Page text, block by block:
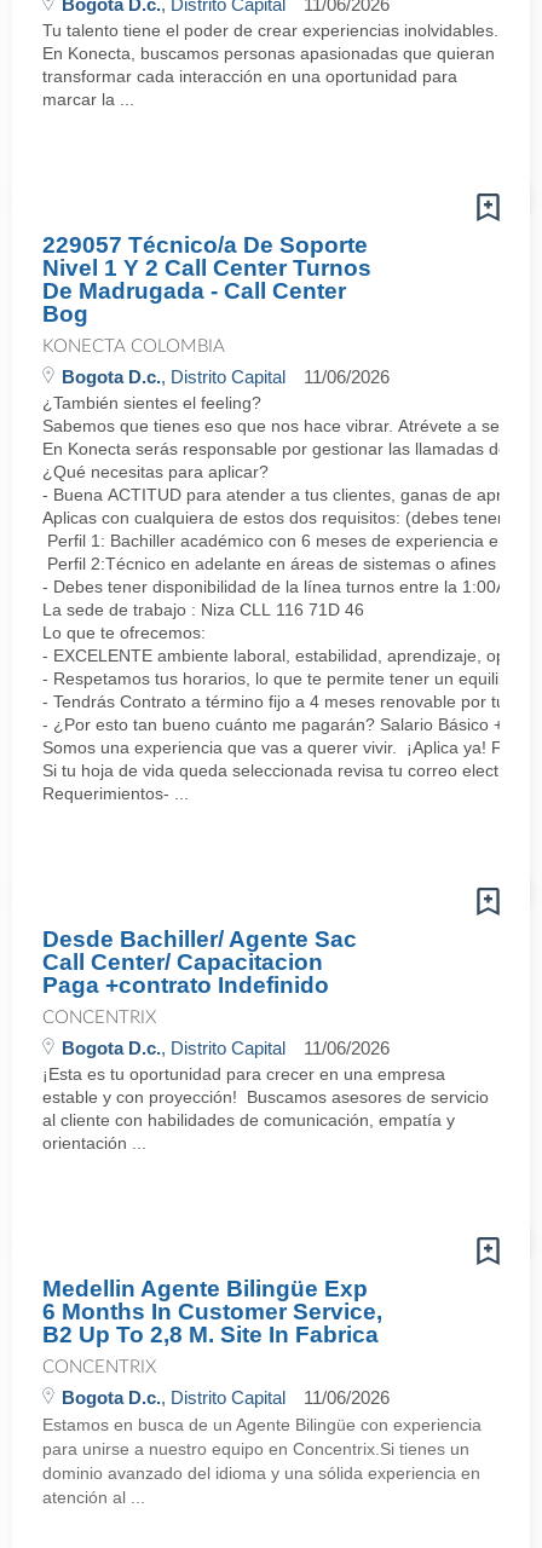
Bogota D.c., Distrito Capital 11/06/2026
Tu talento tiene el poder de crear experiencias inolvidables.
En Konecta, buscamos personas apasionadas que quieran
transformar cada interacción en una oportunidad para
marcar la ...
229057 Técnico/a De Soporte
Nivel 1 Y 2 Call Center Turnos
De Madrugada - Call Center
Bog
KONECTA COLOMBIA
Bogota D.c., Distrito Capital 11/06/2026
¿También sientes el feeling?
Sabemos que tienes eso que nos hace vibrar. Atrévete a ser
En Konecta serás responsable por gestionar las llamadas de
¿Qué necesitas para aplicar?
- Buena ACTITUD para atender a tus clientes, ganas de
Aplicas con cualquiera de estos dos requisitos: (debes tener
Perfil 1: Bachiller académico con 6 meses de experiencia en
Perfil 2:Técnico en adelante en áreas de sistemas o afines
- Debes tener disponibilidad de la línea turnos entre la 1:00AM
La sede de trabajo : Niza CLL 116 71D 46
Lo que te ofrecemos:
- EXCELENTE ambiente laboral, estabilidad, aprendizaje,
- Respetamos tus horarios, lo que te permite tener un equilibrio
- Tendrás Contrato a término fijo a 4 meses renovable por tu
- ¿Por esto tan bueno cuánto me pagarán? Salario Básico +
Somos una experiencia que vas a querer vivir. ¡Aplica ya!
Si tu hoja de vida queda seleccionada revisa tu correo
Requerimientos- ...
Desde Bachiller/ Agente Sac
Call Center/ Capacitacion
Paga +contrato Indefinido
CONCENTRIX
Bogota D.c., Distrito Capital 11/06/2026
¡Esta es tu oportunidad para crecer en una empresa
estable y con proyección! Buscamos asesores de servicio
al cliente con habilidades de comunicación, empatía y
orientación ...
Medellin Agente Bilingüe Exp
6 Months In Customer Service,
B2 Up To 2,8 M. Site In Fabrica
CONCENTRIX
Bogota D.c., Distrito Capital 11/06/2026
Estamos en busca de un Agente Bilingüe con experiencia
para unirse a nuestro equipo en Concentrix.Si tienes un
dominio avanzado del idioma y una sólida experiencia en
atención al ...